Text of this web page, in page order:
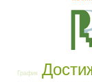
График